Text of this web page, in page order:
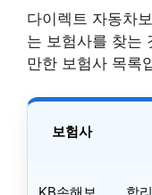
다이렉트 자동차
는 보험사를 찾는
만한 보험사 목록
보험사